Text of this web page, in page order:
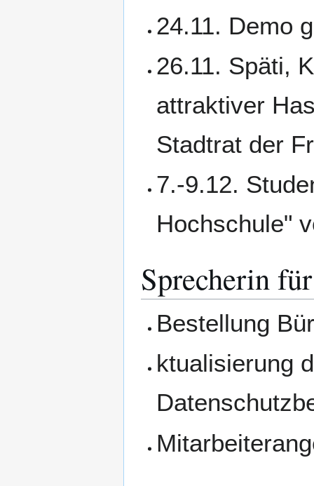
24.11. Demo
26.11. Späti,
attraktiver
Stadtrat der
7.-9.12.
Hochschule"
Sprecherin
Bestellung
ktualisierung